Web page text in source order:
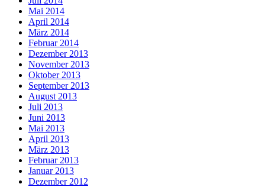
Mai 2014
April 2014
März 2014
Februar 2014
Dezember 2013
November 2013
Oktober 2013
September 2013
August 2013
Juli 2013
Juni 2013
Mai 2013
April 2013
März 2013
Februar 2013
Januar 2013
Dezember 2012